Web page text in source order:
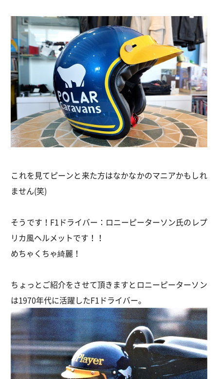
これを見てピーンと来た方はなかなかのマニアかもしれ
ません(笑)
そうです！F1ドライバー：ロニーピーターソン氏のレプ
リカ風ヘルメットです！！
めちゃくちゃ綺麗！
ちょっとご紹介をさせて頂きますとロニーピーターソン
は1970年代に活躍したF1ドライバー。